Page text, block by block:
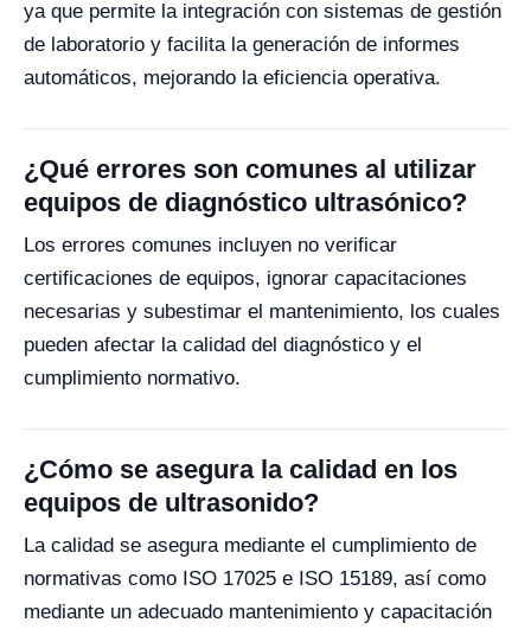
ya que permite la integración con sistemas de gestión
de laboratorio y facilita la generación de informes
automáticos, mejorando la eficiencia operativa.
¿Qué errores son comunes al utilizar
equipos de diagnóstico ultrasónico?
Los errores comunes incluyen no verificar
certificaciones de equipos, ignorar capacitaciones
necesarias y subestimar el mantenimiento, los cuales
pueden afectar la calidad del diagnóstico y el
cumplimiento normativo.
¿Cómo se asegura la calidad en los
equipos de ultrasonido?
La calidad se asegura mediante el cumplimiento de
normativas como ISO 17025 e ISO 15189, así como
mediante un adecuado mantenimiento y capacitación